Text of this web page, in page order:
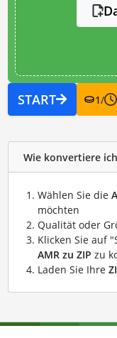
START 1/
Wie konvertiere
Wählen Sie die
möchten
Qualität oder
Klicken Sie auf
AMR zu ZIP zu
Laden Sie Ihre